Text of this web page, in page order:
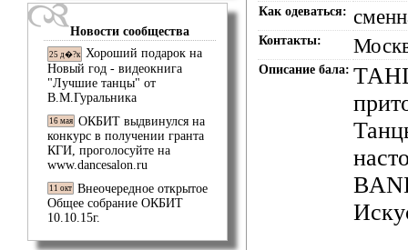
Новости сообщества
25 д�?к Хороший подарок на
Новый год - видеокнига
"Лучшие танцы" от
В.М.Гуральника
16 мая ОКБИТ выдвинулся на
конкурс в получении гранта
КГИ, проголосуйте на
www.dancesalon.ru
11 окт Внеочередное открытое
Общее собрание ОКБИТ
10.10.15г.
Как одеваться:
Контакты:
Описание бала: